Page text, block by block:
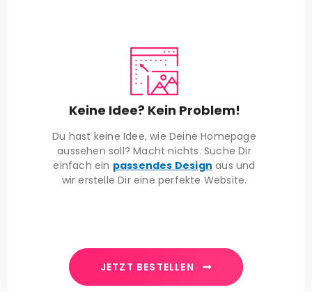
Keine Idee? Kein Problem!
Du hast keine Idee, wie Deine Homepage
aussehen soll? Macht nichts. Suche Dir
einfach ein passendes Design aus und
wir erstelle Dir eine perfekte Website.
JETZT BESTELLEN